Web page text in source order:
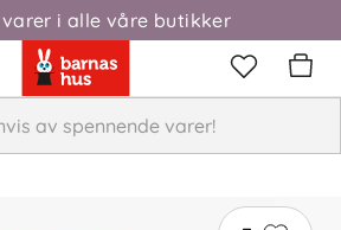
i alle våre butikker
frakt over 1000,-